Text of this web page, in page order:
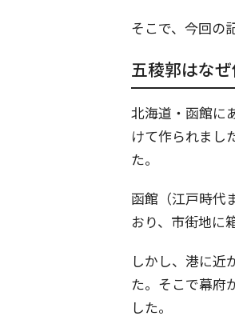
そこで、今回の
五稜郭はな
北海道・函館に
けて作られまし
た。
函館（江戸時代
おり、市街地に
しかし、港に近
た。そこで幕府
した。